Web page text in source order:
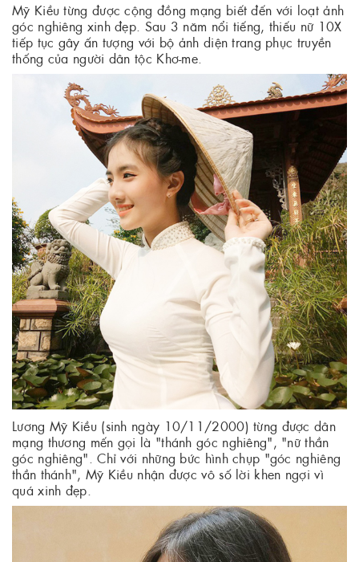
Mỹ Kiều từng được cộng đồng mạng biết đến với loạt ảnh
góc nghiêng xinh đẹp. Sau 3 năm nổi tiếng, thiếu nữ 10X
tiếp tục gây ấn tượng với bộ ảnh diện trang phục truyền
thống của người dân tộc Khơ-me.
Lương Mỹ Kiều (sinh ngày 10/11/2000) từng được dân
mạng thương mến gọi là "thánh góc nghiêng", "nữ thần
góc nghiêng". Chỉ với những bức hình chụp "góc nghiêng
thần thánh", Mỹ Kiều nhận được vô số lời khen ngợi vì
quá xinh đẹp.